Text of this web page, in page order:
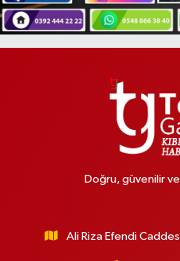
Doğru, güvenilir
Ali Riza Efendi